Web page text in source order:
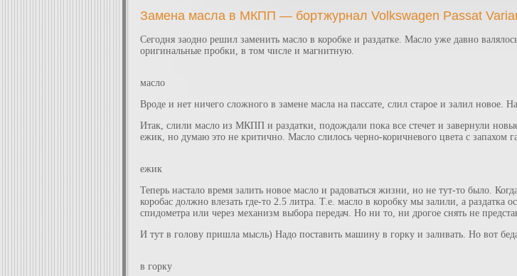
Замена масла в МКПП — бортжурнал Volkswagen Passat
Сегодня заодно решил заменить масло в коробке и раздатке. Масло уже давно
оригинальные пробки, в том числе и магнитную.
масло
Вроде и нет ничего сложного в замене масла на пассате, слил старое и залил новое.
Итак, слили масло из МКПП и раздатки, подождали пока все стечет и завернули
ежик, но думаю это не критично. Масло слилось черно-коричневого цвета с запахом
ежик
Теперь настало время залить новое масло и радоваться жизни, но не тут-то было.
коробас должно влезать где-то 2.5 литра. Т.е. масло в коробку мы залили, а раздатка
спидометра или через механизм выбора передач. Но ни то, ни дрогое снять не
И тут в голову пришла мысль) Надо поставить машину в горку и заливать. Но вот
в горку